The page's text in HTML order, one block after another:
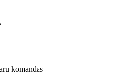
komandas